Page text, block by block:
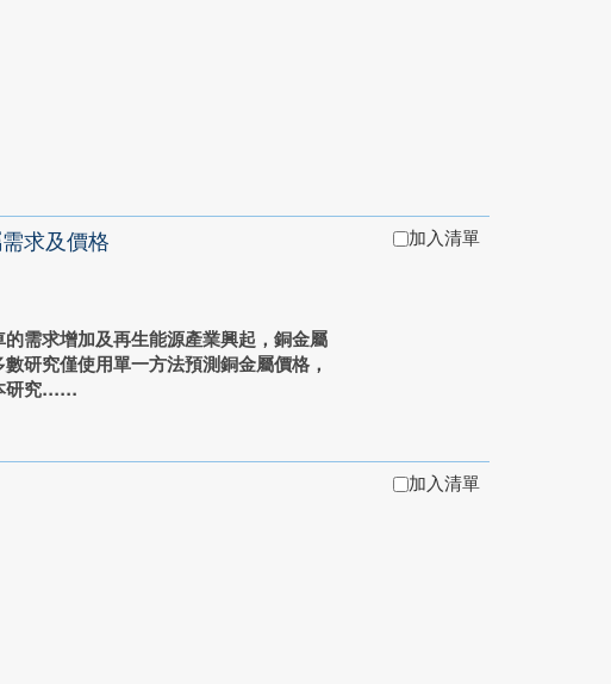
求及價格
需求增加及再生能源產業興起，銅金屬
研究僅使用單一方法預測銅金屬價格，
研究...
加入清單
加入清單